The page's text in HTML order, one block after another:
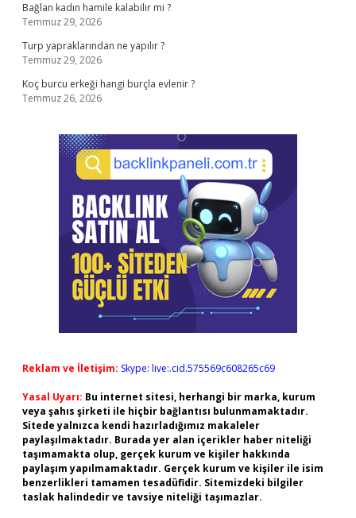
Bağlan kadın hamile kalabilir mi ?
Temmuz 29, 2026
Turp yapraklarından ne yapılır ?
Temmuz 29, 2026
Koç burcu erkeği hangi burçla evlenir ?
Temmuz 26, 2026
Reklam ve İletişim: Skype: live:.cid.575569c608265c69
Yasal Uyarı: Bu internet sitesi, herhangi bir marka, kurum
veya şahıs şirketi ile hiçbir bağlantısı bulunmamaktadır.
Sitede yalnızca kendi hazırladığımız makaleler
paylaşılmaktadır. Burada yer alan içerikler haber niteliği
taşımamakta olup, gerçek kurum ve kişiler hakkında
paylaşım yapılmamaktadır. Gerçek kurum ve kişiler ile isim
benzerlikleri tamamen tesadüfidir. Sitemizdeki bilgiler
taslak halindedir ve tavsiye niteliği taşımazlar.